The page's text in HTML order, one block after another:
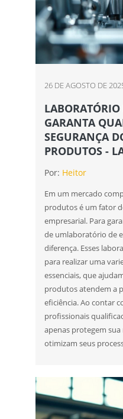
26 DE AGOSTO DE
LABORATÓRIO
GARANTA
SEGURANÇA
PRODUTOS -
Por: Heitor
Em um mercado
produtos é um fator
empresarial. Para
de umlaboratório de
diferença. Esses
para realizar uma
essenciais, que
produtos atendem a
eficiência. Ao contar
profissionais
apenas protegem
otimizam seus